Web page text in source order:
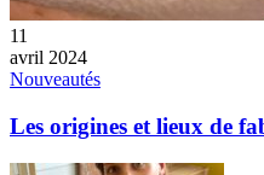
11
avril 2024
Nouveautés
Les origines et lieux de